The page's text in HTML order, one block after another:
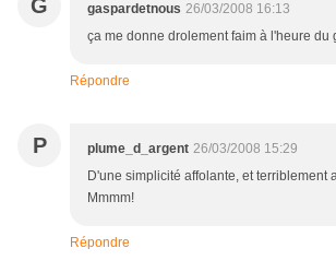
G gaspardetnous 26/03/2008 16:13
ça me donne drolement faim à l'heure du
Répondre
P plume_d_argent 26/03/2008 15:29
D'une simplicité affolante, et terriblement
Mmmm!
Répondre